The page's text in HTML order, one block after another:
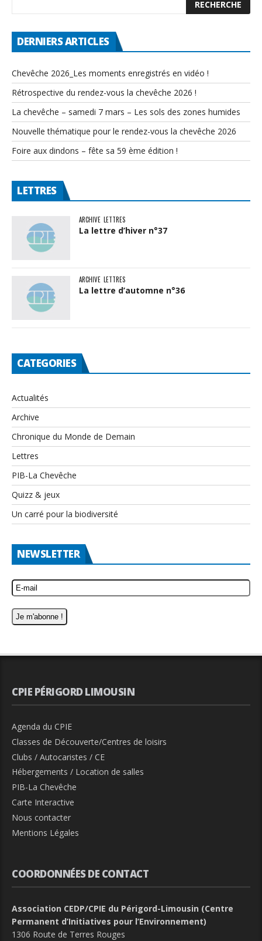
DERNIERS ARTICLES
Chevêche 2026_Les moments enregistrés en vidéo !
Rétrospective du rendez-vous la chevêche 2026 !
La chevêche – samedi 7 mars – Les sols des zones humides
Nouvelle thématique pour le rendez-vous la chevêche 2026
Foire aux dindons – fête sa 59 ème édition !
LETTRES
ARCHIVE LETTRES
La lettre d’hiver n°37
ARCHIVE LETTRES
La lettre d’automne n°36
CATEGORIES
Actualités
Archive
Chronique du Monde de Demain
Lettres
PIB-La Chevêche
Quizz & jeux
Un carré pour la biodiversité
NEWSLETTER
CPIE PÉRIGORD LIMOUSIN
Agenda du CPIE
Classes de Découverte/Centres de loisirs
Clubs / Autocaristes / CE
Hébergements / Location de salles
PIB-La Chevêche
Carte Interactive
Nous contacter
Mentions Légales
COORDONNÉES DE CONTACT
Association CEDP/CPIE du Périgord-Limousin (Centre
Permanent d’Initiatives pour l’Environnement)
1306 Route de Terres Rouges